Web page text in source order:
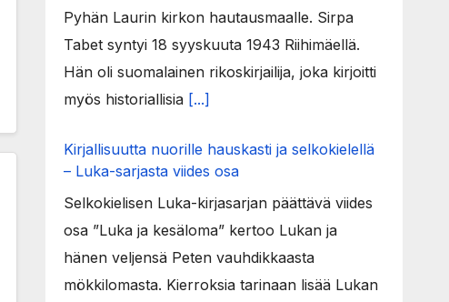
Pyhän Laurin kirkon hautausmaalle. Sirpa
Tabet syntyi 18 syyskuuta 1943 Riihimäellä.
Hän oli suomalainen rikoskirjailija, joka kirjoitti
myös historiallisia [...]
Kirjallisuutta nuorille hauskasti ja selkokielellä
– Luka-sarjasta viides osa
Selkokielisen Luka-kirjasarjan päättävä viides
osa ”Luka ja kesäloma” kertoo Lukan ja
hänen veljensä Peten vauhdikkaasta
mökkilomasta. Kierroksia tarinaan lisää Lukan